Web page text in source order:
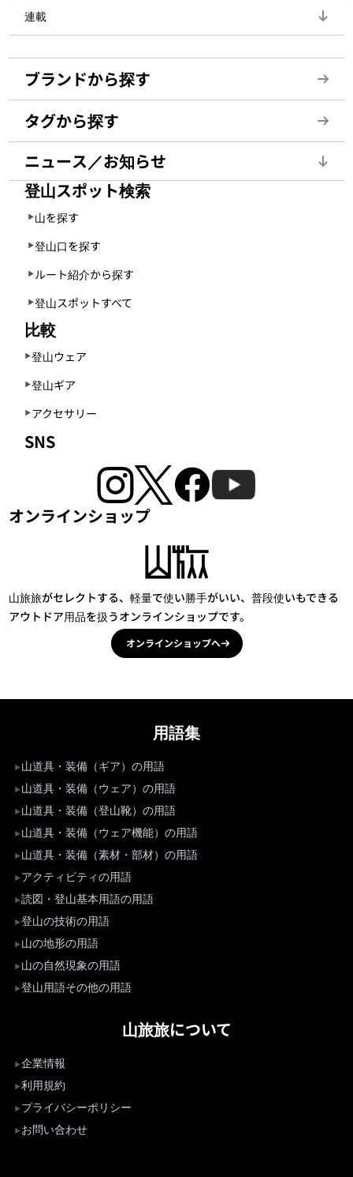
連載
ブランドから探す
タグから探す
ニュース／お知らせ
登山スポット検索
山を探す
登山口を探す
ルート紹介から探す
登山スポットすべて
比較
登山ウェア
登山ギア
アクセサリー
SNS
オンラインショップ
山旅旅がセレクトする、軽量で使い勝手がいい、普段使いもできる
アウトドア用品を扱うオンラインショップです。
オンラインショップへ
用語集
山道具・装備（ギア）の用語
山道具・装備（ウェア）の用語
山道具・装備（登山靴）の用語
山道具・装備（ウェア機能）の用語
山道具・装備（素材・部材）の用語
アクティビティの用語
読図・登山基本用語の用語
登山の技術の用語
山の地形の用語
山の自然現象の用語
登山用語その他の用語
山旅旅について
企業情報
利用規約
プライバシーポリシー
お問い合わせ